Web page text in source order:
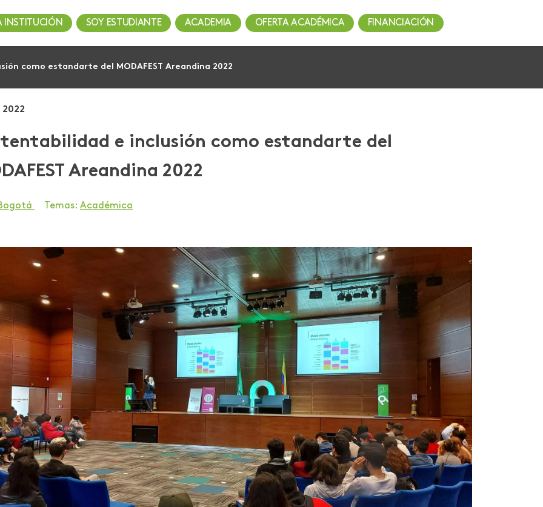
INSTITUCIÓN SOY ESTUDIANTE ACADEMIA OFERTA ACADÉMICA FINANCIACIÓN
como estandarte del MODAFEST Areandina 2022
e inclusión como estandarte del
Areandina 2022
Temas: Académica